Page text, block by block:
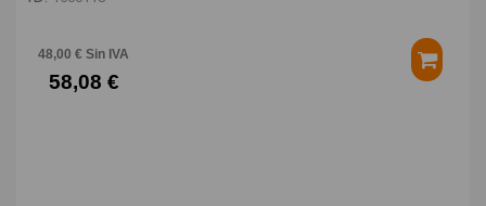
48,00 € Sin IVA
58,08 €